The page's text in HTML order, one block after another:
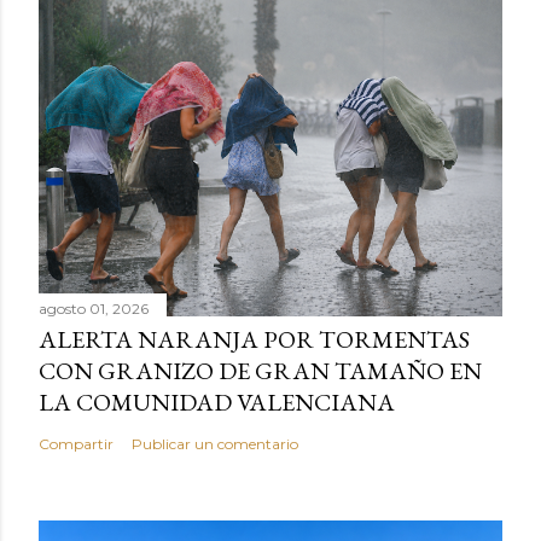
agosto 01, 2026
ALERTA NARANJA POR TORMENTAS
CON GRANIZO DE GRAN TAMAÑO EN
LA COMUNIDAD VALENCIANA
Compartir Publicar un comentario